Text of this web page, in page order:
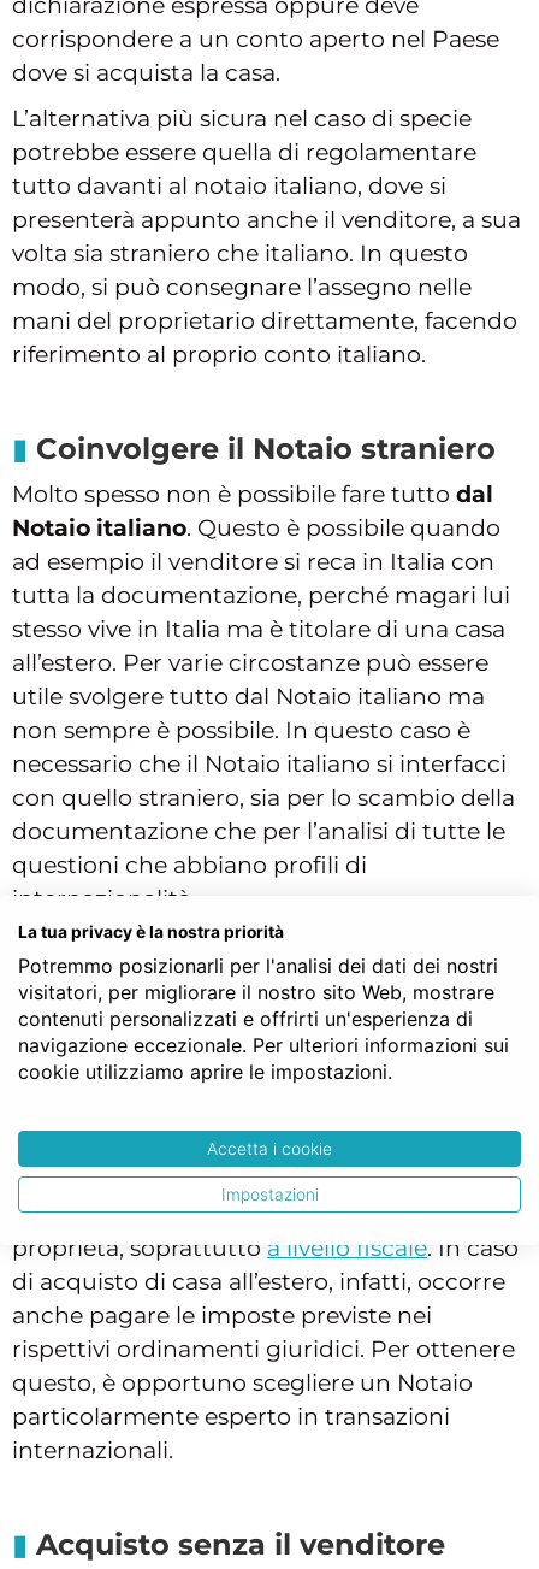
dichiarazione espressa oppure deve
corrispondere a un conto aperto nel Paese
dove si acquista la casa.
L’alternativa più sicura nel caso di specie
potrebbe essere quella di regolamentare
tutto davanti al notaio italiano, dove si
presenterà appunto anche il venditore, a sua
volta sia straniero che italiano. In questo
modo, si può consegnare l’assegno nelle
mani del proprietario direttamente, facendo
riferimento al proprio conto italiano.
Coinvolgere il Notaio straniero
Molto spesso non è possibile fare tutto dal
Notaio italiano. Questo è possibile quando
ad esempio il venditore si reca in Italia con
tutta la documentazione, perché magari lui
stesso vive in Italia ma è titolare di una casa
all’estero. Per varie circostanze può essere
utile svolgere tutto dal Notaio italiano ma
non sempre è possibile. In questo caso è
necessario che il Notaio italiano si interfacci
con quello straniero, sia per lo scambio della
documentazione che per l’analisi di tutte le
questioni che abbiano profili di
internazionalità.
A volte si utilizzano anche programmi
telematici del Consiglio Nazionale del
Notariato per operare queste
compravendite. Inoltre, la questione
riguarda anche la validità del contratto
questo aspetto per evitare che poi nel
territorio in cui si trova la casa non si ottenga
il riconoscimento del proprio titolo di
proprietà, soprattutto a livello fiscale. In caso
di acquisto di casa all’estero, infatti, occorre
anche pagare le imposte previste nei
rispettivi ordinamenti giuridici. Per ottenere
questo, è opportuno scegliere un Notaio
particolarmente esperto in transazioni
internazionali.
Acquisto senza il venditore
La tua privacy è la nostra priorità
Potremmo posizionarli per l'analisi dei dati dei nostri
visitatori, per migliorare il nostro sito Web, mostrare
contenuti personalizzati e offrirti un'esperienza di
navigazione eccezionale. Per ulteriori informazioni sui
cookie utilizziamo aprire le impostazioni.
Accetta i cookie
Impostazioni